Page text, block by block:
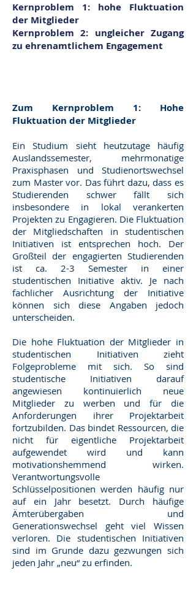
Kernproblem 1: hohe Fluktuation
der Mitglieder
Kernproblem 2: ungleicher Zugang
zu ehrenamtlichem Engagement
Zum Kernproblem 1: Hohe
Fluktuation der Mitglieder
Ein Studium sieht heutzutage häufig
Auslandssemester, mehrmonatige
Praxisphasen und Studienortswechsel
zum Master vor. Das führt dazu, dass es
Studierenden schwer fällt sich
insbesondere in lokal verankerten
Projekten zu Engagieren. Die Fluktuation
der Mitgliedschaften in studentischen
Initiativen ist entsprechen hoch. Der
Großteil der engagierten Studierenden
ist ca. 2-3 Semester in einer
studentischen Initiative aktiv. Je nach
fachlicher Ausrichtung der Initiative
können sich diese Angaben jedoch
unterscheiden.
Die hohe Fluktuation der Mitglieder in
studentischen Initiativen zieht
Folgeprobleme mit sich. So sind
studentische Initiativen darauf
angewiesen kontinuierlich neue
Mitglieder zu werben und für die
Anforderungen ihrer Projektarbeit
fortzubilden. Das bindet Ressourcen, die
nicht für eigentliche Projektarbeit
aufgewendet wird und kann
motivationshemmend wirken.
Verantwortungsvolle
Schlüsselpositionen werden häufig nur
auf ein Jahr besetzt. Durch häufige
Ämterübergaben und
Generationswechsel geht viel Wissen
verloren. Die studentischen Initiativen
sind im Grunde dazu gezwungen sich
jeden Jahr „neu“ zu erfinden.